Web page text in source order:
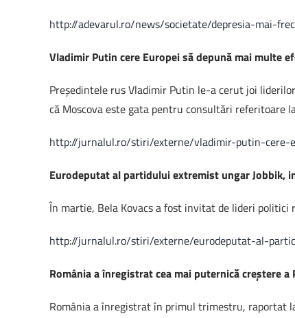
http://adevarul.ro/news/societate/depresia-mai-
Vladimir Putin cere Europei să depună mai multe
Preşedintele rus Vladimir Putin le-a cerut joi
că Moscova este gata pentru consultări referitoare
http://jurnalul.ro/stiri/externe/vladimir-putin-
Eurodeputat al partidului extremist ungar Jobbik,
În martie, Bela Kovacs a fost invitat de lideri
http://jurnalul.ro/stiri/externe/eurodeputat-al-
România a înregistrat cea mai puternică creştere a
România a înregistrat în primul trimestru, raportat